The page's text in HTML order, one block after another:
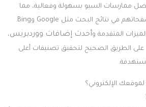
ممارسات السيو بسهولة وفعالية، مما
يساهم في تحسين ظهور صفحاتهم في نتائج البحث مثل Google وBing.
المتقدمة وأحدث إضافات ووردبريس،
الطريق الصحيح لتحقيق تصنيفات أعلى
الإلكتروني؟